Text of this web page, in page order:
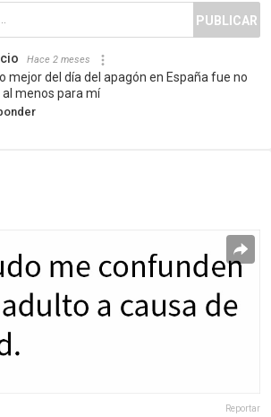
PUBLICAR
Hace 2 meses
mejor del día del apagón en España fue no
menos para mí
Reportar